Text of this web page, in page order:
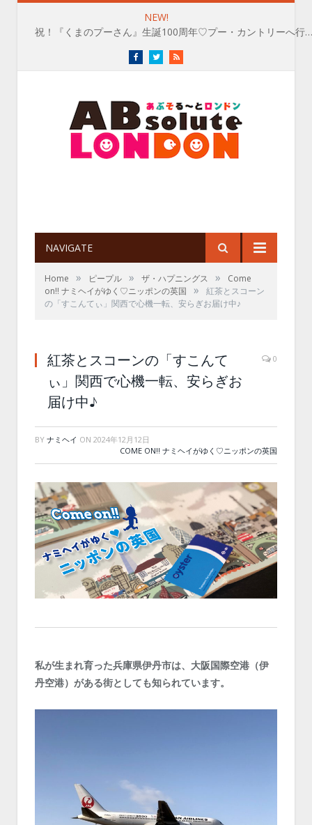
NEW!
祝！『くまのプーさん』生誕100周年♡プー・カントリーへ行こう♪
FacebookTwitterRSS
NAVIGATE
Home » ピープル » ザ・ハプニングス »
Come
on!! ナミヘイがゆく♡ニッポンの英国
»
紅茶とスコーン
の「すこんてぃ」関西で心機一転、安らぎお届け中♪
紅茶とスコーンの「すこんて
ぃ」関西で心機一転、安らぎお
届け中♪
0
BY ナミヘイ ON 2024年12月12日
COME ON!! ナミヘイがゆく♡ニッポンの英国
私が生まれ育った兵庫県伊丹市は、大阪国際空港（伊
丹空港）がある街としても知られています。